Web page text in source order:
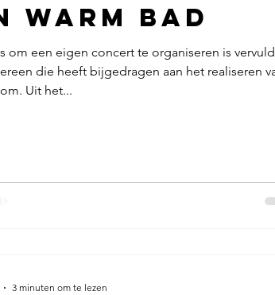
Een warm bad
om een eigen concert te organiseren is
die heeft bijgedragen aan het realiseren
Uit het...
3 minuten om te lezen